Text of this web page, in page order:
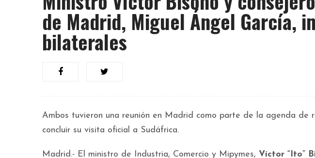
de Madrid, Miguel Ángel García,
bilaterales
Ambos tuvieron una reunión en Madrid como parte de la agenda de
concluir su visita oficial a Sudáfrica.
Madrid.- El ministro de Industria, Comercio y Mipymes, Víctor “Ito”